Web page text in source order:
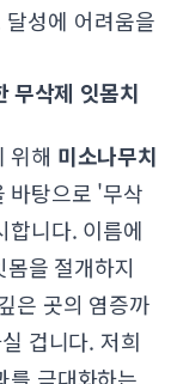
성에 어려움을
무삭제 잇몸치
위해 미소나무치
바탕으로 '무삭
합니다. 이름에
을 절개하지
은 곳의 염증까
겁니다. 저희